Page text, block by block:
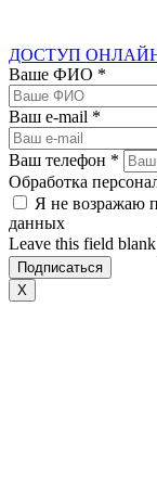
ДОСТУП
Ваше ФИО *
Ваш e-mail *
Ваш телефон *
Обработка
Я не возражаю
данных
Leave this field blank
X